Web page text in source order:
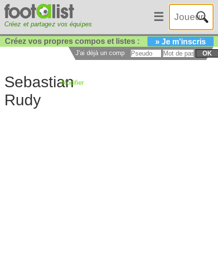
Créez et partagez vos équipes
☰
Créez vos propres compos et listes : » Je m'inscris
J'ai déjà un compte : OK
Sebastian
Rudy
Modifier